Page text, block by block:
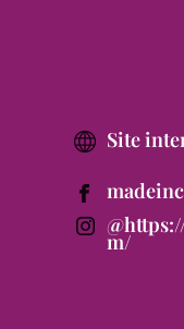
Site
m/